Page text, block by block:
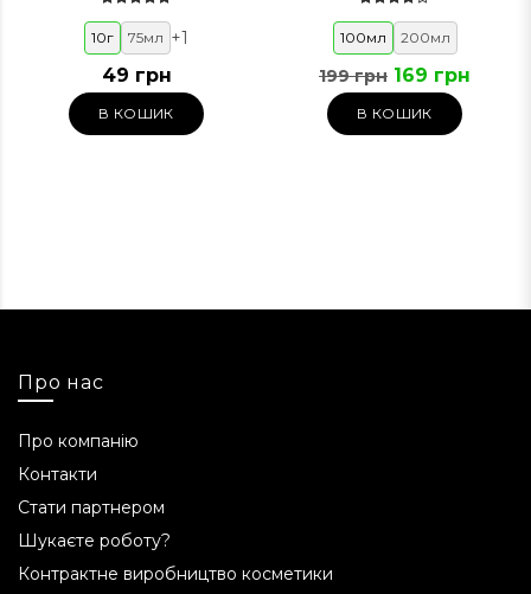
10г 75мл +1
49 грн
В КОШИК
100мл 200мл
199 грн 169 грн
В КОШИК
Про нас
Про компанію
Контакти
Стати партнером
Шукаєте роботу?
Контрактне виробництво косметики